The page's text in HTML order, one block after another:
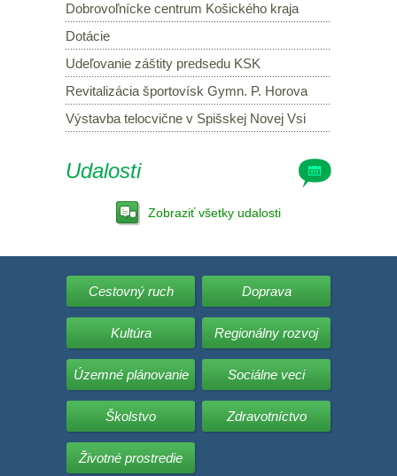
Dobrovoľnícke centrum Košického kraja
Dotácie
Udeľovanie záštity predsedu KSK
Revitalizácia športovísk Gymn. P. Horova
Výstavba telocvične v Spišskej Novej Vsi
Udalosti
Zobraziť všetky udalosti
Cestovný ruch Doprava
Kultúra Regionálny rozvoj
Územné plánovanie Sociálne veci
Školstvo Zdravotníctvo
Životné prostredie